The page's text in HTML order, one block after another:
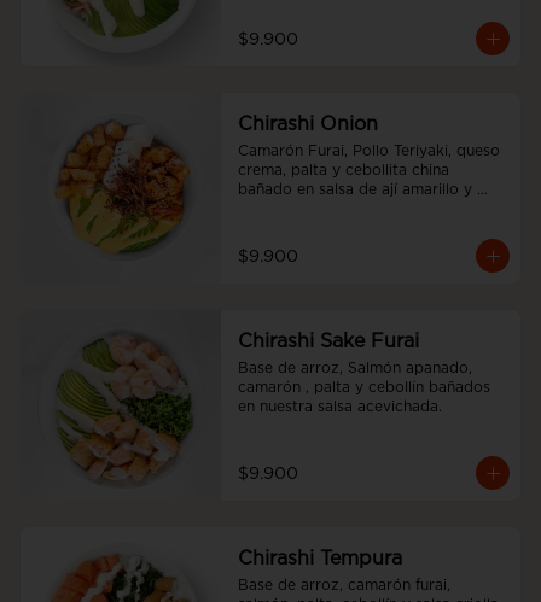
$9.900
Chirashi Onion
Camarón Furai, Pollo Teriyaki, queso
crema, palta y cebollita china
bañado en salsa de ají amarillo y
$9.900
Chirashi Sake Furai
Base de arroz, Salmón apanado,
camarón , palta y cebollín bañados
en nuestra salsa acevichada.
$9.900
Chirashi Tempura
Base de arroz, camarón furai,